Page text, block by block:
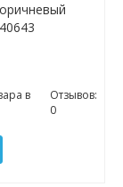
в
Отзывов:
0